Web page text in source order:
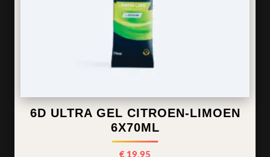
6D ULTRA GEL CITROEN-LIMOEN
6X70ML
€ 19,95